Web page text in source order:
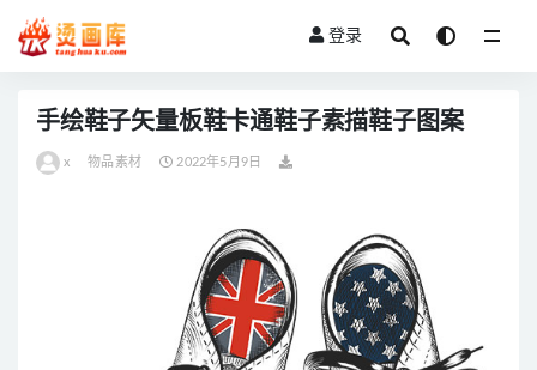
登录
手绘鞋子矢量板鞋卡通鞋子素描鞋子图案
x 物品素材 2022年5月9日